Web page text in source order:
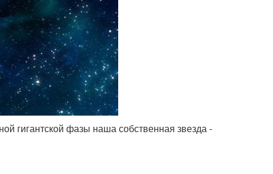
гигантской фазы наша собственная звезда -